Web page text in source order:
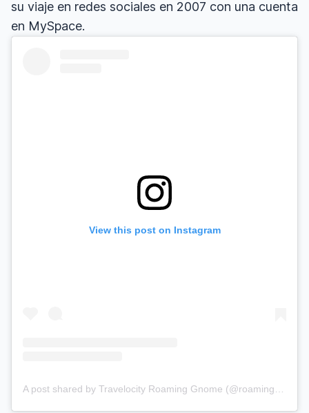
su viaje en redes sociales en 2007 con una cuenta
en MySpace.
View this post on Instagram